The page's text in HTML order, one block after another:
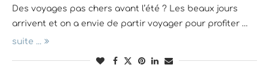
Des voyages pas chers avant l’été ? Les beaux jours
arrivent et on a envie de partir voyager pour profiter …
suite ...